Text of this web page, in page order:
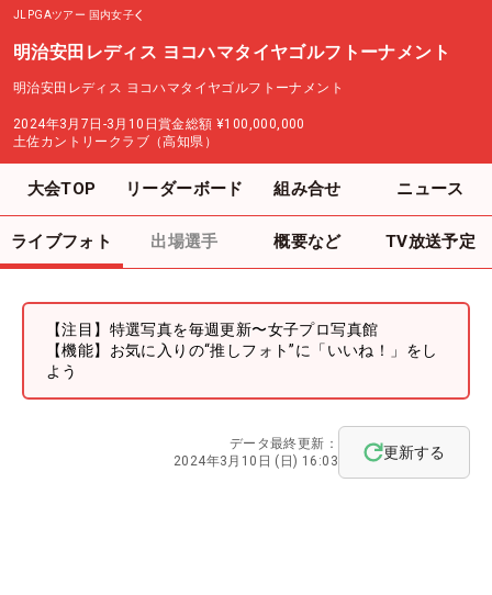
JLPGAツアー 国内女子
明治安田レディス ヨコハマタイヤゴルフトーナメント
明治安田レディス ヨコハマタイヤゴルフトーナメント
2024年3月7日-3月10日賞金総額 ¥100,000,000
土佐カントリークラブ（高知県）
大会TOP リーダーボード 組み合せ ニュース
ライブフォト 出場選手 概要など TV放送予定
【注目】特選写真を毎週更新〜女子プロ写真館
【機能】お気に入りの“推しフォト”に「いいね！」をし
よう
データ最終更新：
2024年3月10日 (日) 16:03
更新する